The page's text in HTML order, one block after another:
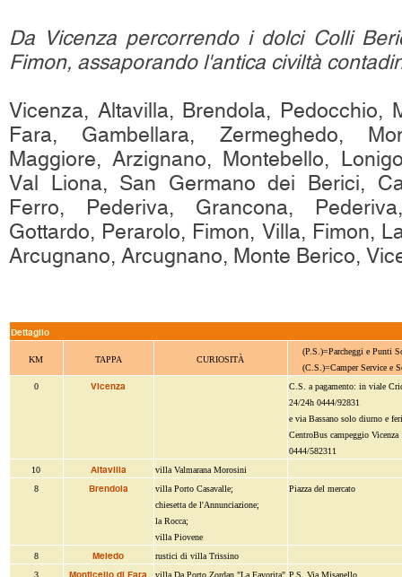
Da Vicenza percorrendo i dolci Colli
Fimon, assaporando l'antica civiltà
Vicenza, Altavilla, Brendola, Pedocchio,
Fara, Gambellara, Zermeghedo,
Maggiore, Arzignano, Montebello,
Val Liona, San Germano dei Berici,
Ferro, Pederiva, Grancona,
Gottardo, Perarolo, Fimon, Villa, Fimon,
Arcugnano, Arcugnano, Monte Berico,
Dettaglio
KM TAPPA CURIOSITÀ
(P.S.)=Parcheggi e Punti
(C.S.)=Camper Service e
0
Vicenza
C.S. a pagamento: in viale
24/24h 0444/92831
e via Bassano solo diurno e
CentroBus campeggio Vicenza
0444/582311
10
Altavilla
villa Valmarana Morosini
8
Brendola
villa Porto Casavalle;
chiesetta de l'Annunciazione;
la Rocca;
villa Piovene
Piazza del mercato
8 Meledo
rustici di villa Trissino
3
villa Da Porto Zordan "La Favorita" P.S. Via Misanello